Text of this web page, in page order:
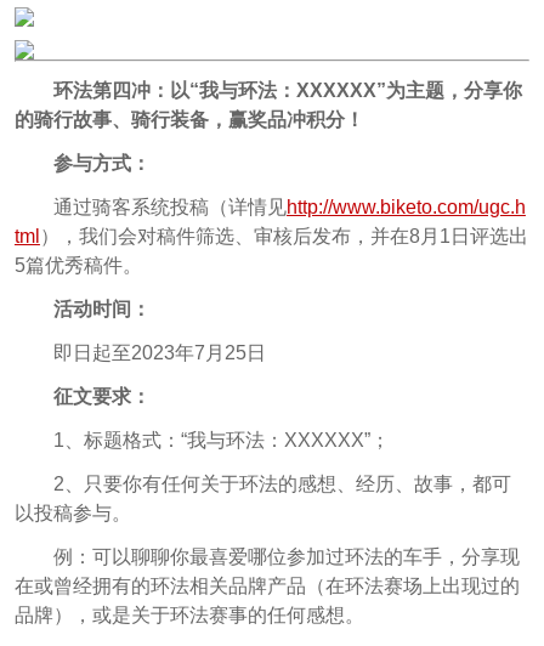
环法第四冲：以“我与环法：XXXXXX”为主题，分享你
的骑行故事、骑行装备，赢奖品冲积分！
参与方式：
通过骑客系统投稿（详情见http://www.biketo.com/ugc.h
tml ），我们会对稿件筛选、审核后发布，并在8月1日评选出
5篇优秀稿件。
活动时间：
即日起至2023年7月25日
征文要求：
1、标题格式：“我与环法：XXXXXX”；
2、只要你有任何关于环法的感想、经历、故事，都可
以投稿参与。
例：可以聊聊你最喜爱哪位参加过环法的车手，分享现
在或曾经拥有的环法相关品牌产品（在环法赛场上出现过的
品牌），或是关于环法赛事的任何感想。